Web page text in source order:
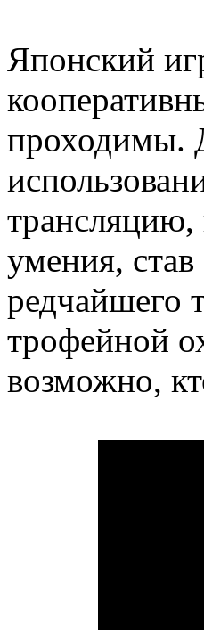
Японский
проходимы.
трансляцию,
умения,
редчайшего
трофейной
возможно,